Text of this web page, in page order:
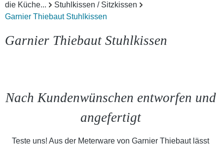
die Küche...
Stuhlkissen / Sitzkissen
Garnier Thiebaut Stuhlkissen
Garnier Thiebaut Stuhlkissen
Nach Kundenwünschen entworfen und
angefertigt
Teste uns! Aus der Meterware von Garnier Thiebaut lässt